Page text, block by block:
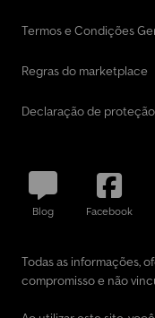
Termos e Condições
Regras do marketplace
Declaração de
Blog Facebook
Todas as informações,
compromisso e não